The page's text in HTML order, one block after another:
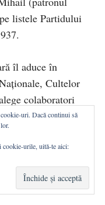
listele Partidului
îl aduce în
Cultelor
colaboratori
Herseni, cel
sau directori
și Ion Ionică
uri. Dacă continui să
cookie-urile, uită-te aici: